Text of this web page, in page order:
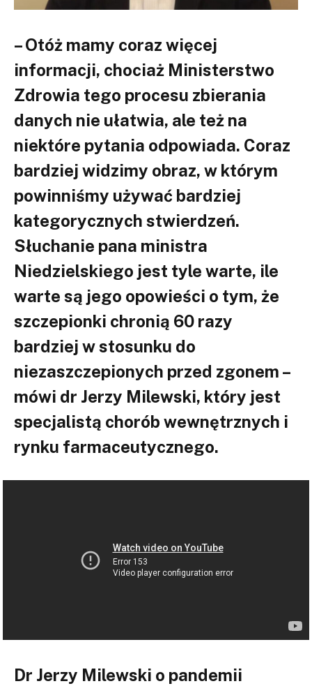
– Otóż mamy coraz więcej
informacji, chociaż Ministerstwo
Zdrowia tego procesu zbierania
danych nie ułatwia, ale też na
niektóre pytania odpowiada. Coraz
bardziej widzimy obraz, w którym
powinniśmy używać bardziej
kategorycznych stwierdzeń.
Słuchanie pana ministra
Niedzielskiego jest tyle warte, ile
warte są jego opowieści o tym, że
szczepionki chronią 60 razy
bardziej w stosunku do
niezaszczepionych przed zgonem –
mówi dr Jerzy Milewski, który jest
specjalistą chorób wewnętrznych i
rynku farmaceutycznego.
Dr Jerzy Milewski o pandemii